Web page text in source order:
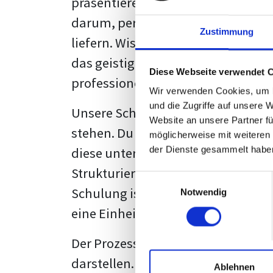
Zustimmung
Diese Webseite verwendet
Wir verwenden Cookies,
und die Zugriffe auf unsere
Website an unsere Partner
möglicherweise mit
der Dienste gesammelt
Notwendig
Ablehnen
darum, persönliche Meinungen
liefern. Wissenschaftliche Texte,
das geistige Eigentum des
professionell zu kommunizieren.
Unsere Schulung wurde mit Blick
stehen. Du wirst nicht nur
diese unter Zuhilfenahme von
Strukturierung ist ebenso
Schulung ist so konzipiert, dass
eine Einheitslösung zu bieten.
Der Prozess des
darstellen. Jedoch, ausgestattet